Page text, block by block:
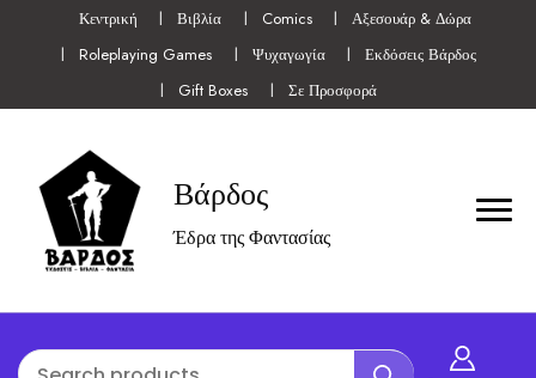
Κεντρική Βιβλία Comics
Αξεσουάρ & Δώρα
Roleplaying Games
Ψυχαγωγία
Εκδόσεις Βάρδος
Gift Boxes
Σε Προσφορά
Βάρδος
Έδρα της Φαντασίας